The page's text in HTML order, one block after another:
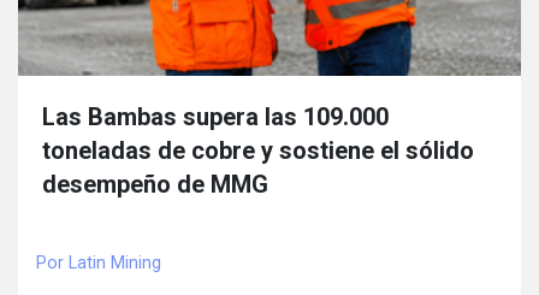
Las Bambas supera las 109.000
toneladas de cobre y sostiene el sólido
desempeño de MMG
Por Latin Mining